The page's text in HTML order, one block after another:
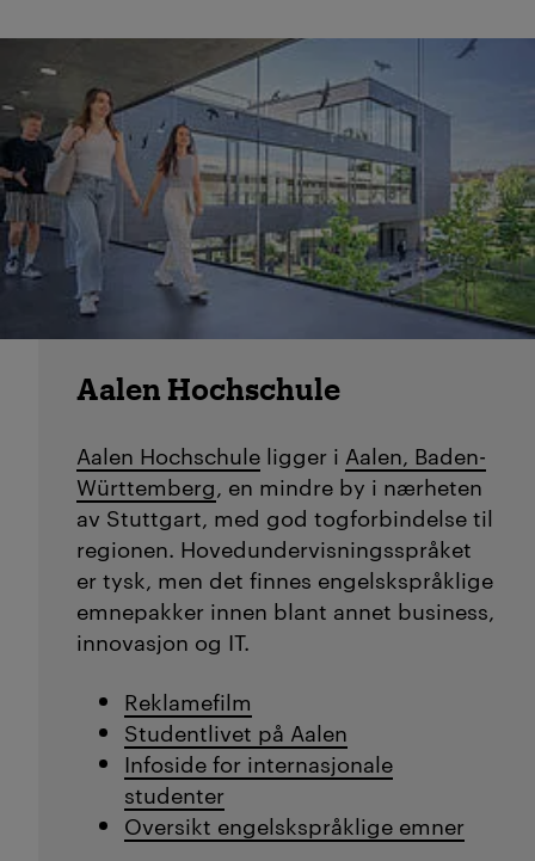
Aalen Hochschule
Aalen Hochschule ligger i Aalen, Baden-
Württemberg, en mindre by i nærheten
av Stuttgart, med god togforbindelse til
regionen. Hovedundervisningsspråket
er tysk, men det finnes engelskspråklige
emnepakker innen blant annet business,
innovasjon og IT.
Reklamefilm
Studentlivet på Aalen
Infoside for internasjonale
studenter
Oversikt engelskspråklige emner